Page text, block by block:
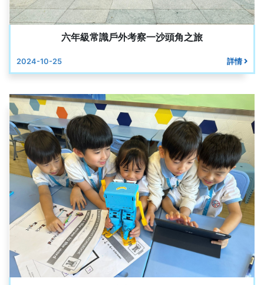
六年級常識戶外考察一沙頭角之旅
2024-10-25 詳情